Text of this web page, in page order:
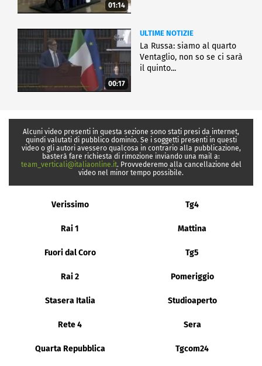
01:14
00:17
ULTIME NOTIZIE
La Russa: siamo al quarto
Ventaglio, non so se ci sarà
il quinto...
Alcuni video presenti in questa sezione sono stati presi da internet,
quindi valutati di pubblico dominio. Se i soggetti presenti in questi
video o gli autori avessero qualcosa in contrario alla pubblicazione,
basterà fare richiesta di rimozione inviando una mail a:
team_verticali@italiaonline.it. Provvederemo alla cancellazione del
video nel minor tempo possibile.
Verissimo Tg4
Rai 1 Mattina
Fuori dal Coro Tg5
Rai 2 Pomeriggio
Stasera Italia Studioaperto
Rete 4 Sera
Quarta Repubblica Tgcom24